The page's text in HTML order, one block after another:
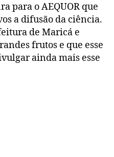
para o AEQUOR que
a difusão da ciência.
de Maricá e
frutos e que esse
ainda mais esse